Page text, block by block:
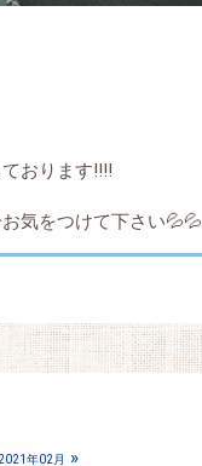
おります‼️‼️
気をつけて下さい💦💦
2021年02月 »